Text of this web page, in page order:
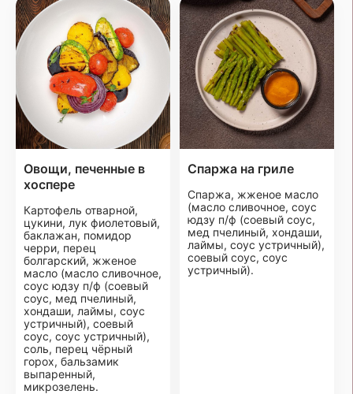
Овощи, печенные в
хоспере
Картофель отварной,
цукини, лук фиолетовый,
баклажан, помидор
черри, перец
болгарский, жженое
масло (масло сливочное,
соус юдзу п/ф (соевый
соус, мед пчелиный,
хондаши, лаймы, соус
устричный), соевый
соус, соус устричный),
соль, перец чёрный
горох, бальзамик
выпаренный,
микрозелень.
Спаржа на гриле
Спаржа, жженое масло
(масло сливочное, соус
юдзу п/ф (соевый соус,
мед пчелиный, хондаши,
лаймы, соус устричный),
соевый соус, соус
устричный).